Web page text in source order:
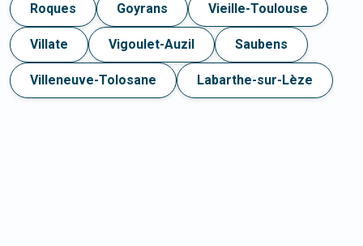
Roques Goyrans Vieille-Toulouse
Villate Vigoulet-Auzil Saubens
Villeneuve-Tolosane Labarthe-sur-Lèze